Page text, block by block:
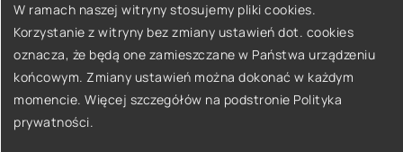
W ramach naszej witryny stosujemy pliki cookies.
Korzystanie z witryny bez zmiany ustawień dot. cookies
oznacza, że będą one zamieszczane w Państwa urządzeniu
końcowym. Zmiany ustawień można dokonać w każdym
momencie. Więcej szczegółów na podstronie Polityka
prywatności.